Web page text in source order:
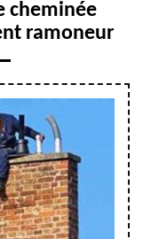
cheminée
ramoneur